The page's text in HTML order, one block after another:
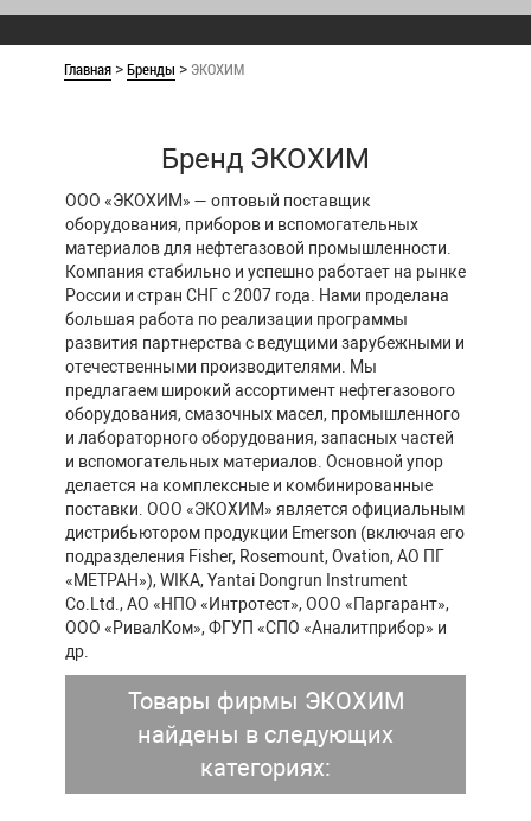
Главная >Бренды > ЭКОХИМ
Бренд ЭКОХИМ
ООО «ЭКОХИМ» — оптовый поставщик
оборудования, приборов и вспомогательных
материалов для нефтегазовой промышленности.
Компания стабильно и успешно работает на рынке
России и стран СНГ с 2007 года. Нами проделана
большая работа по реализации программы
развития партнерства с ведущими зарубежными и
отечественными производителями. Мы
предлагаем широкий ассортимент нефтегазового
оборудования, смазочных масел, промышленного
и лабораторного оборудования, запасных частей
и вспомогательных материалов. Основной упор
делается на комплексные и комбинированные
поставки. ООО «ЭКОХИМ» является официальным
дистрибьютором продукции Emerson (включая его
подразделения Fisher, Rosemount, Ovation, АО ПГ
«МЕТРАН»), WIKA, Yantai Dongrun Instrument
Co.Ltd., АО «НПО «Интротест», ООО «Паргарант»,
ООО «РивалКом», ФГУП «СПО «Аналитприбор» и
др.
Товары фирмы ЭКОХИМ
найдены в следующих
категориях: